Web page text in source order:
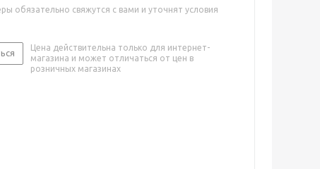
обязательно свяжутся с вами и уточнят условия
Цена действительна только для интернет-
магазина и может отличаться от цен в
розничных магазинах